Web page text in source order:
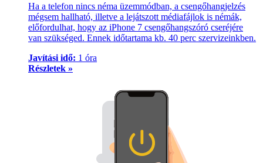
Ha a telefon nincs néma üzemmódban, a csengőhangjelzés
mégsem hallható, illetve a lejátszott médiafájlok is némák,
előfordulhat, hogy az iPhone 7 csengőhangszóró cseréjére
van szükséged. Ennek időtartama kb. 40 perc szervizeinkben.
Javítási idő: 1 óra
Részletek »